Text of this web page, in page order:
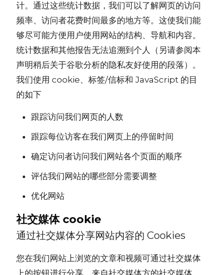
计。通过这些统计数据，我们可以了解网页的访问
频率、访问者花费时间最多的地方等。这使我们能
够尽可能方便用户使用网站的结构、导航和内容。
统计数据和其他报告无法追溯到个人（另请参阅本
声明稍后关于谷歌分析的隐私友好使用的段落）。
我们使用 cookie、标签/信标和 JavaScript 的目
的如下
跟踪访问我们网页的人数
跟踪每位访客在我们网页上的停留时间
确定访问者访问我们网站各个页面的顺序
评估我们网站的哪些部分需要调整
优化网站
社交媒体 cookie
通过社交媒体分享网站内容的 Cookies
您在我们网站上浏览的文章和视频可通过社交媒体
上的按钮进行分享。来自社交媒体方的社交媒体